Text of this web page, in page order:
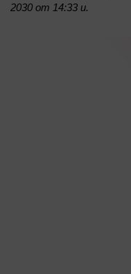
2030 om 14:33 u.